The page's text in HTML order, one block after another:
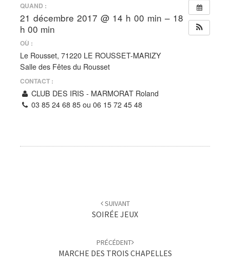
QUAND :
21 décembre 2017 @ 14 h 00 min – 18
h 00 min
OÙ :
Le Rousset, 71220 LE ROUSSET-MARIZY
Salle des Fêtes du Rousset
CONTACT :
CLUB DES IRIS - MARMORAT Roland
03 85 24 68 85 ou 06 15 72 45 48
SUIVANT
SOIRÉE JEUX
PRÉCÉDENT
MARCHE DES TROIS CHAPELLES